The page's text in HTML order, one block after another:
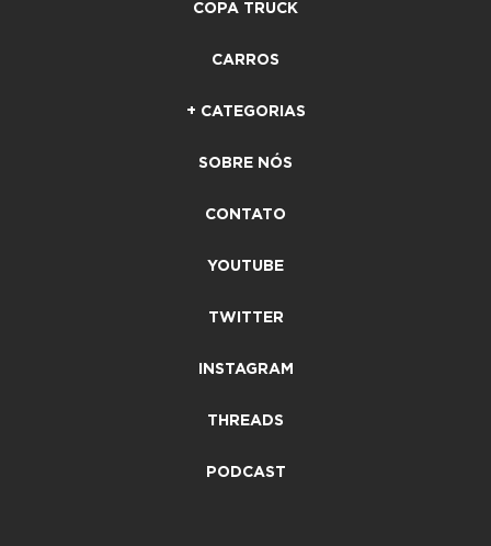
COPA TRUCK
CARROS
+ CATEGORIAS
SOBRE NÓS
CONTATO
YOUTUBE
TWITTER
INSTAGRAM
THREADS
PODCAST